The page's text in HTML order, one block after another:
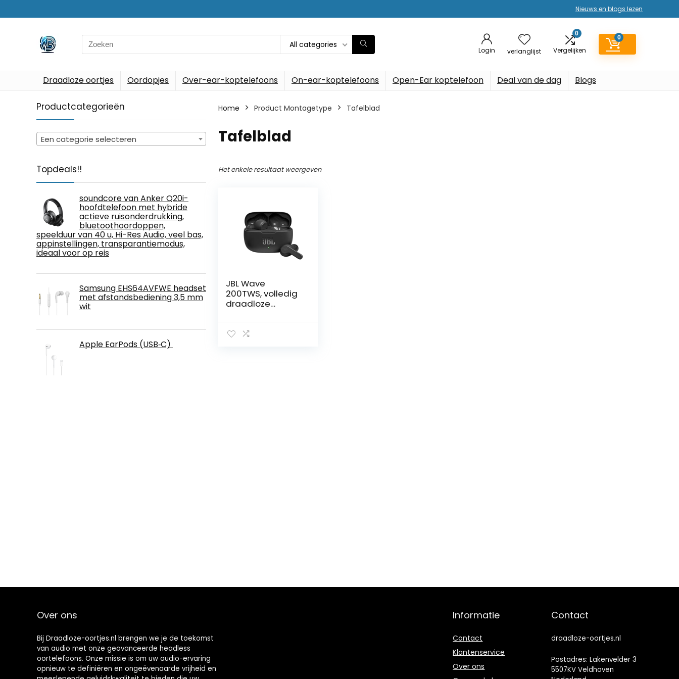
Nieuws en blogs lezen
Search
for:
All categories
Login verlanglijst
0
Vergelijken
0
Draadloze oortjes Oordopjes Over-ear-koptelefoons On-ear-koptelefoons Open-Ear koptelefoon Deal van de dag Blogs
Productcategorieën
Een categorie selecteren
Topdeals!!
soundcore van Anker Q20i-
hoofdtelefoon met hybride
actieve ruisonderdrukking,
bluetoothoordoppen,
speelduur van 40 u, Hi-Res Audio, veel bas,
appinstellingen, transparantiemodus,
ideaal voor op reis
Samsung EHS64AVFWE headset
met afstandsbediening 3,5 mm
wit
Apple EarPods (USB‑C) ​​​​​​​
Home Product Montagetype ‎Tafelblad
‎Tafelblad
Het enkele resultaat weergeven
JBL Wave
200TWS, volledig
draadloze
Sound en tot 20
Over ons
Bij Draadloze-oortjes.nl brengen we je de toekomst
van audio met onze geavanceerde headless
oortelefoons. Onze missie is om uw audio-ervaring
opnieuw te definiëren en ongeëvenaarde vrijheid en
Informatie
Contact
Klantenservice
Over ons
Contact
draadloze-oortjes.nl
Postadres: Lakenvelder 3
5507KV Veldhoven